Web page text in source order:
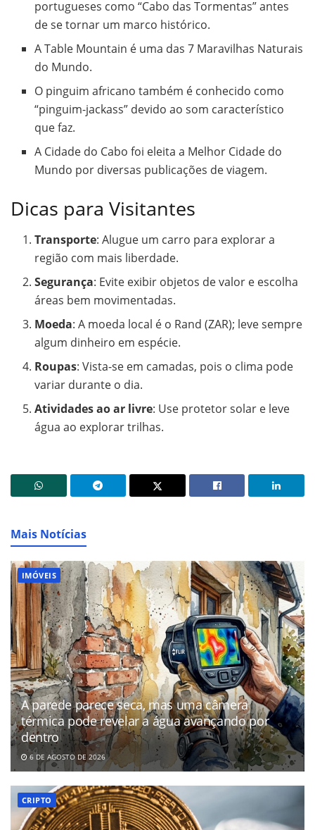
portugueses como “Cabo das Tormentas” antes
de se tornar um marco histórico.
A Table Mountain é uma das 7 Maravilhas Naturais
do Mundo.
O pinguim africano também é conhecido como
“pinguim-jackass” devido ao som característico
que faz.
A Cidade do Cabo foi eleita a Melhor Cidade do
Mundo por diversas publicações de viagem.
Dicas para Visitantes
Transporte: Alugue um carro para explorar a
região com mais liberdade.
Segurança: Evite exibir objetos de valor e escolha
áreas bem movimentadas.
Moeda: A moeda local é o Rand (ZAR); leve sempre
algum dinheiro em espécie.
Roupas: Vista-se em camadas, pois o clima pode
variar durante o dia.
Atividades ao ar livre: Use protetor solar e leve
água ao explorar trilhas.
Mais Notícias
IMÓVEIS
A parede parece seca, mas uma câmera
térmica pode revelar a água avançando por
dentro
6 DE AGOSTO DE 2026
CRIPTO